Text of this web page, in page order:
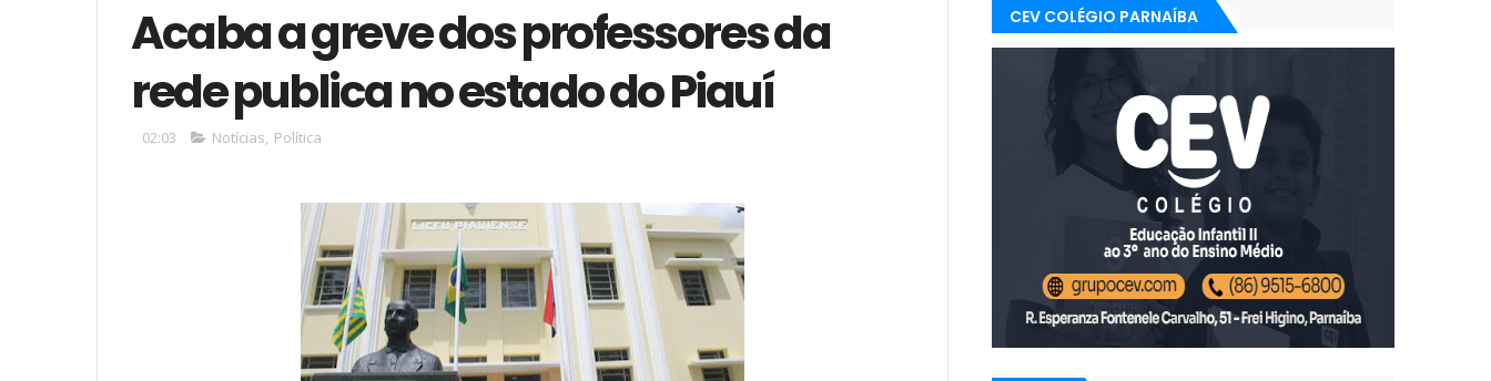
Acaba a greve dos professores da
rede publica no estado do Piauí
02:03 Notícias, Política
CEV COLÉGIO PARNAÍBA